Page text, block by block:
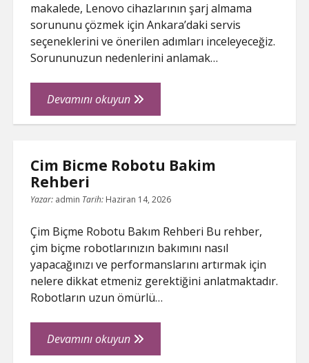
makalede, Lenovo cihazlarının şarj almama
sorununu çözmek için Ankara’daki servis
seçeneklerini ve önerilen adımları inceleyeceğiz.
Sorununuzun nedenlerini anlamak…
Devamını okuyunLenovo
Sarj
Servis
Cim Bicme Robotu Bakim
Rehberi
Yazar: admin Tarih: Haziran 14, 2026
Çim Biçme Robotu Bakım Rehberi Bu rehber,
çim biçme robotlarınızın bakımını nasıl
yapacağınızı ve performanslarını artırmak için
nelere dikkat etmeniz gerektiğini anlatmaktadır.
Robotların uzun ömürlü…
Devamını okuyunCim
Bicme